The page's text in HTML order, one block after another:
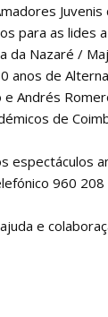
para as lides
da Nazaré /
anos de
Andrés
de
960
e